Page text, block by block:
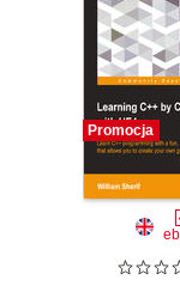
Promocja